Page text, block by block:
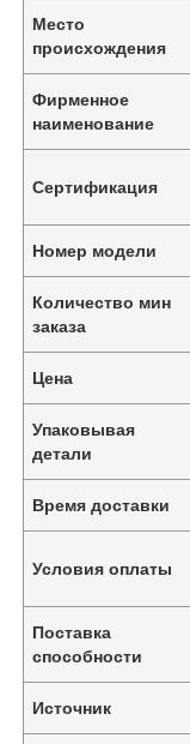
Место
происхождения
Фирменное
наименование
Сертификация
Номер модели
Количество мин
заказа
Цена
Упаковывая
детали
Время доставки
Условия оплаты
Поставка
способности
Источник